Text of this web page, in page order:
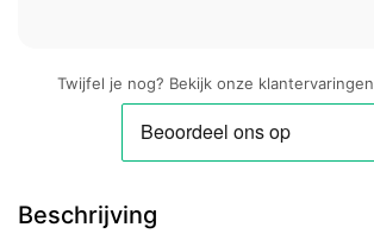
Twijfel je nog? Bekijk onze
Beschrijving